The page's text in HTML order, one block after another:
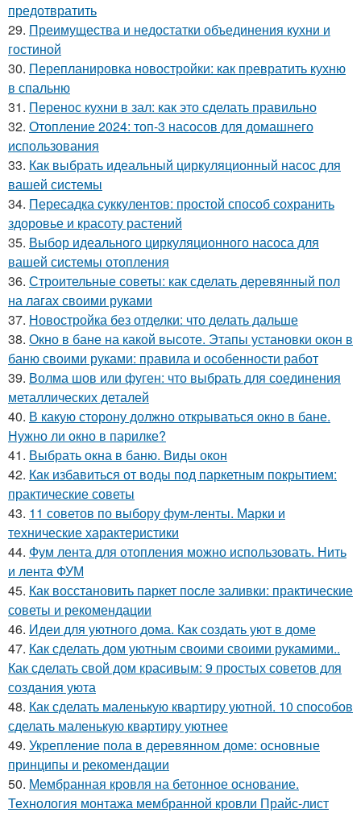
предотвратить
29. Преимущества и недостатки объединения кухни и
гостиной
30. Перепланировка новостройки: как превратить кухню
в спальню
31. Перенос кухни в зал: как это сделать правильно
32. Отопление 2024: топ-3 насосов для домашнего
использования
33. Как выбрать идеальный циркуляционный насос для
вашей системы
34. Пересадка суккулентов: простой способ сохранить
здоровье и красоту растений
35. Выбор идеального циркуляционного насоса для
вашей системы отопления
36. Строительные советы: как сделать деревянный пол
на лагах своими руками
37. Новостройка без отделки: что делать дальше
38. Окно в бане на какой высоте. Этапы установки окон в
баню своими руками: правила и особенности работ
39. Волма шов или фуген: что выбрать для соединения
металлических деталей
40. В какую сторону должно открываться окно в бане.
Нужно ли окно в парилке?
41. Выбрать окна в баню. Виды окон
42. Как избавиться от воды под паркетным покрытием:
практические советы
43. 11 советов по выбору фум-ленты. Марки и
технические характеристики
44. Фум лента для отопления можно использовать. Нить
и лента ФУМ
45. Как восстановить паркет после заливки: практические
советы и рекомендации
46. Идеи для уютного дома. Как создать уют в доме
47. Как сделать дом уютным своими своими рукамими..
Как сделать свой дом красивым: 9 простых советов для
создания уюта
48. Как сделать маленькую квартиру уютной. 10 способов
сделать маленькую квартиру уютнее
49. Укрепление пола в деревянном доме: основные
принципы и рекомендации
50. Мембранная кровля на бетонное основание.
Технология монтажа мембранной кровли Прайс-лист